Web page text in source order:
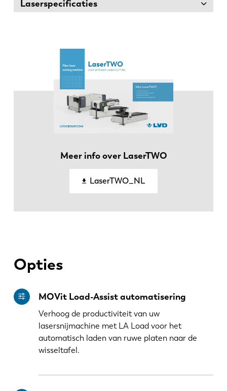
Laserspecificaties
Meer info over LaserTWO
LaserTWO_NL
Opties
MOVit Load-Assist automatisering
Verhoog de productiviteit van uw
lasersnijmachine met LA Load voor het
automatisch laden van ruwe platen naar de
wisseltafel.
NL
EN-US